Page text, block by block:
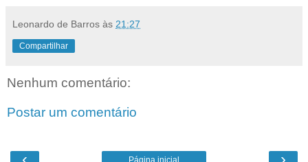
Leonardo de Barros às 21:27
Compartilhar
Nenhum comentário:
Postar um comentário
Página inicial